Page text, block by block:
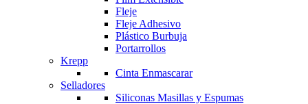
Fleje
Fleje Adhesivo
Plástico Burbuja
Portarrollos
Krepp
Cinta Enmascarar
Selladores
Siliconas Masillas y Espumas